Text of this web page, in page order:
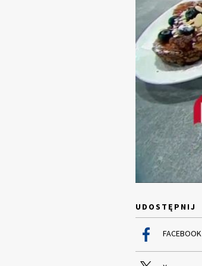
UDOSTĘPNIJ
FACEBOOK